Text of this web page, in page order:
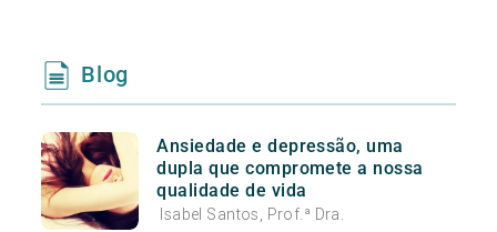
Blog
Ansiedade e depressão, uma
dupla que compromete a nossa
qualidade de vida
Isabel Santos, Prof.ª Dra.